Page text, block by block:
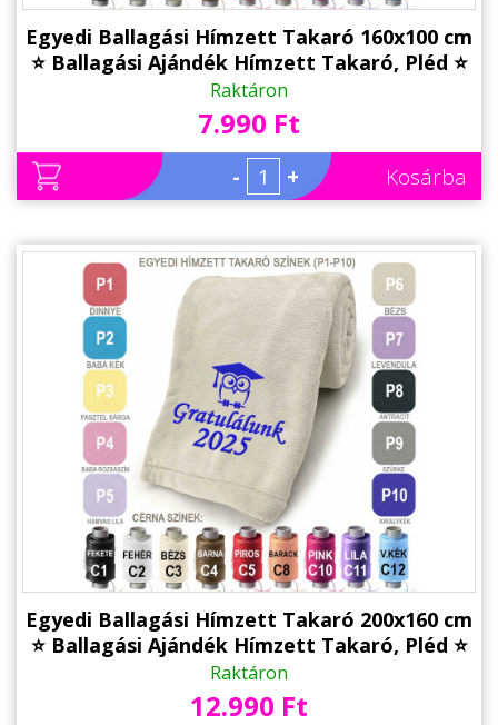
Egyedi Ballagási Hímzett Takaró 160x100 cm
⭐ Ballagási Ajándék Hímzett Takaró, Pléd ⭐
Ajándék Ballagásra
Raktáron
7.990 Ft
- + Kosárba
Egyedi Ballagási Hímzett Takaró 200x160 cm
⭐ Ballagási Ajándék Hímzett Takaró, Pléd ⭐
Ajándék Ballagásra
Raktáron
12.990 Ft